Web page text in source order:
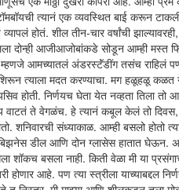
त्यानं एक व्यवस्थित बाई करून
होतं. शील तीन-चार वर्षांची
दोन्ही आजीआजोबांकडे सोडून आम्ही मस्त
आमच्यातलं अंडरस्टॅंडींग तसंच राहिलं पण
शिरून त्याला मदत करण्याचा. मग हळूहळू
होती. निर्णयच घेता येत नव्हता तिला
वाटतं ते वेगळंच. हे त्यानं कबूल केलं तो
शनिवारची संध्याकाळ. आम्ही बसलो
डील आणि दोन ग्लासेस हातात घेऊन.
शॉकच बसला नाही. किती वेळा मी या
होणार आहे. पण त्या स्त्रीला